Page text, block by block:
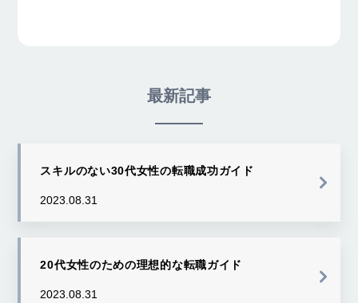
最新記事
スキルのない30代女性の転職成功ガイド
2023.08.31
20代女性のための理想的な転職ガイド
2023.08.31